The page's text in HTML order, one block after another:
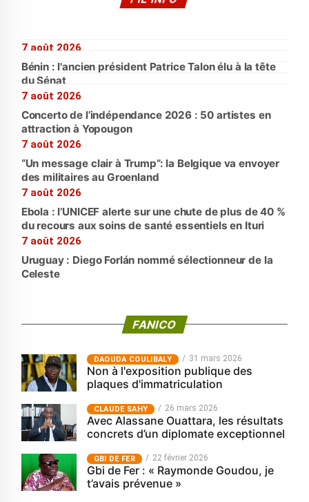
7 août 2026
Bénin : l'ancien président Patrice Talon élu à la tête
du Sénat
7 août 2026
Concerto de l’indépendance 2026 : 50 artistes en
attraction à Yopougon
7 août 2026
“Un message clair à Trump”: la Belgique va envoyer
des militaires au Groenland
7 août 2026
Ebola : l’UNICEF alerte sur une chute de plus de 40 %
du recours aux soins de santé essentiels en Ituri
7 août 2026
Uruguay : Diego Forlán nommé sélectionneur de la
Celeste
FANICO
‎DAOUDA COULIBALY 31 mars 2026
Non à l'exposition publique des
plaques d'immatriculation
CLAUDE SAHY 26 mars 2026
Avec Alassane Ouattara, les résultats
concrets d’un diplomate exceptionnel
GBI DE FER 22 février 2026
Gbi de Fer : « Raymonde Goudou, je
t’avais prévenue »